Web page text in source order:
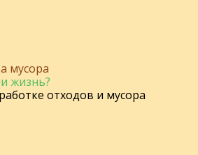
мусора
жизнь?
отходов и мусора